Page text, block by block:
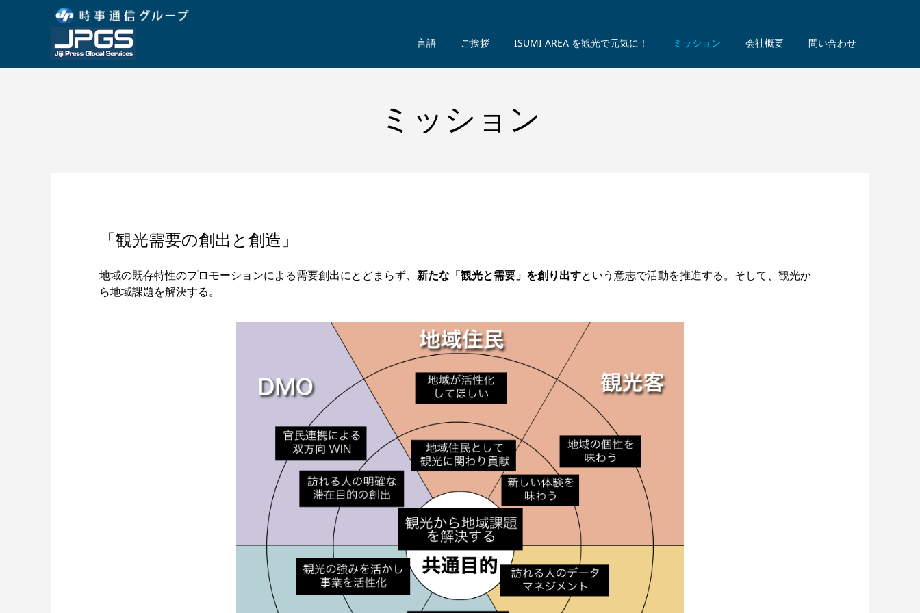
言語 ご挨拶 ISUMI AREA を観光で元気に！ ミッション 会社概要 問い合わせ
ミッション
「観光需要の創出と創造」
地域の既存特性のプロモーションによる需要創出にとどまらず、 新たな「観光と需要」を創り出すという意志で活動を推進する。そして、観光か
ら地域課題を解決する。